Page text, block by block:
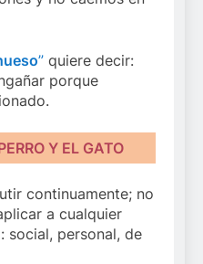
” quiere decir:
porque
Y EL GATO
continuamente; no
a cualquier
social, personal, de